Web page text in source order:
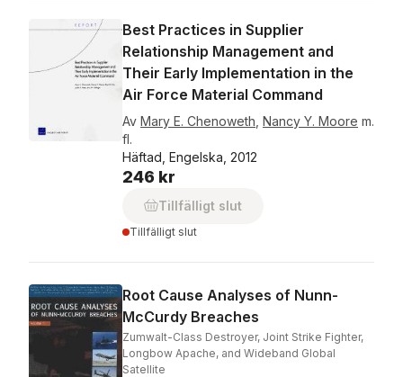
Best Practices in Supplier
Relationship Management and
Their Early Implementation in the
Air Force Material Command
Av Mary E. Chenoweth Nancy Y. Moore m.
fl.
Häftad, Engelska, 2012
246 kr
Tillfälligt slut
Tillfälligt slut
Root Cause Analyses of Nunn-
McCurdy Breaches
Zumwalt-Class Destroyer, Joint Strike Fighter,
Longbow Apache, and Wideband Global
Satellite